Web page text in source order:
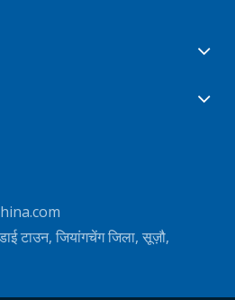
टाउन, जियांगचेंग जिला, सूज़ौ,